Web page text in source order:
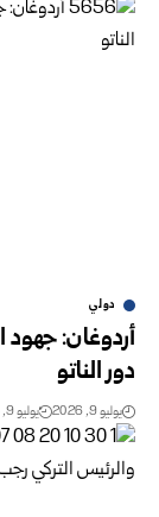
دولي
أردوغان: جهود
دور الناتو
يوليو 9, 2026 يوليو 9, 2026